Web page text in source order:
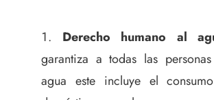
Derecho humano al
garantiza a todas las
agua este incluye el